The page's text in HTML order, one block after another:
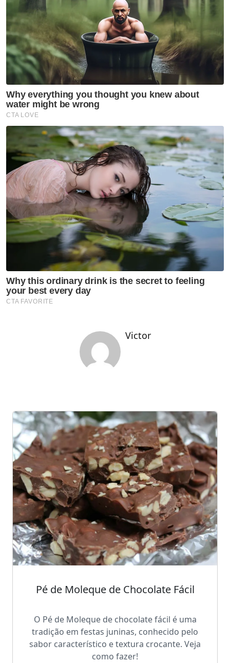
Victor
Pé de Moleque de Chocolate Fácil
O Pé de Moleque de chocolate fácil é uma
tradição em festas juninas, conhecido pelo
sabor característico e textura crocante. Veja
como fazer!